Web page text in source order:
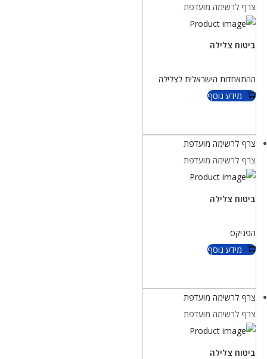
צרף לרשימה מועדפת
ביטוח צלילה
ההתאחדות הישראלית לצלילה
מידע נוסף
צרף לרשימה מועדפת
צרף לרשימה מועדפת
ביטוח צלילה
הפניקס
מידע נוסף
צרף לרשימה מועדפת
צרף לרשימה מועדפת
ביטוח צלילה